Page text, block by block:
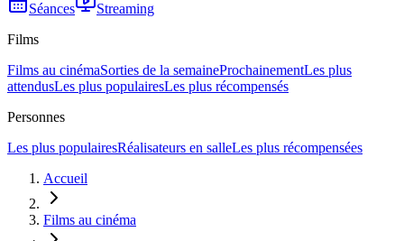
Séances
Streaming
Films
Films au cinémaSorties de la semaineProchainementLes plus
attendusLes plus populairesLes plus récompensés
Personnes
Les plus populairesRéalisateurs en salleLes plus récompensées
Accueil
Films au cinéma